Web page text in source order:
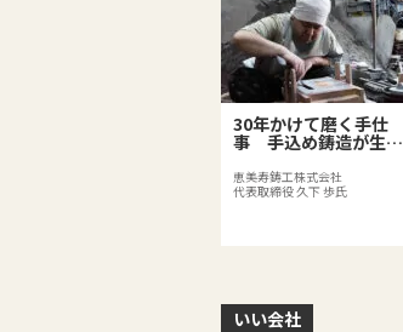
30年かけて磨く手仕
事 手込め鋳造が生み
恵美寿鋳工株式会社
代表取締役 久下 歩氏
いい会社